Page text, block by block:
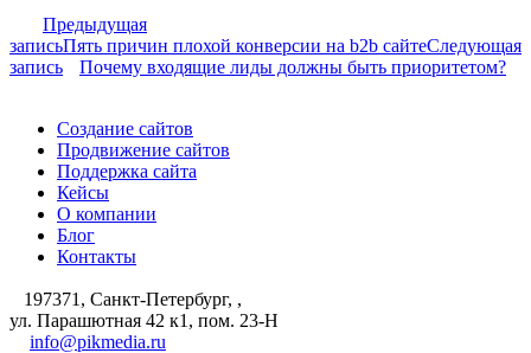
Предыдущая
записьПять причин плохой конверсии на b2b сайтеСледующая
запись
Почему входящие лиды должны быть приоритетом?
Создание сайтов
Продвижение сайтов
Поддержка сайта
Кейсы
О компании
Блог
Контакты
197371, Санкт-Петербург, ,
ул. Парашютная 42 к1, пом. 23-Н
info@pikmedia.ru